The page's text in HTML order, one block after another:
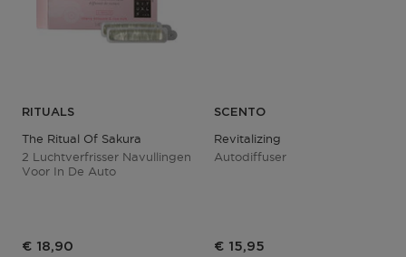
RITUALS
The Ritual Of Sakura
2 Luchtverfrisser Navullingen
Voor In De Auto
€ 18,90
SCENTO
Revitalizing
Autodiffuser
Productprijs
€ 15,95